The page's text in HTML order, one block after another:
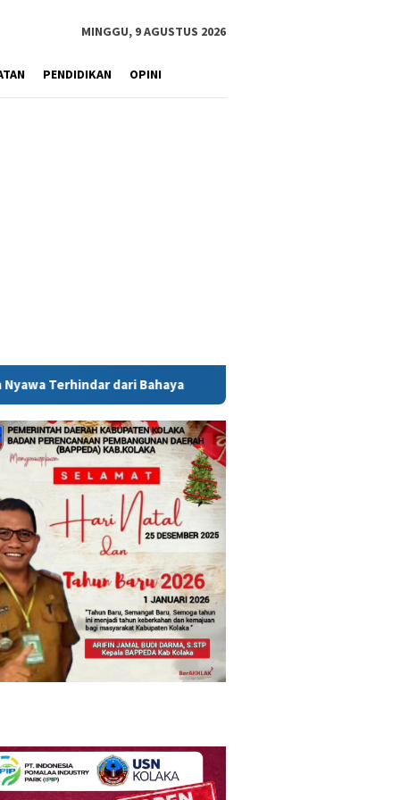
MINGGU, 9 AGUSTUS 2026
PENDIDIKAN OPINI
MIND ID Tegaskan Dukungan Penuh Bagi PT Vale di